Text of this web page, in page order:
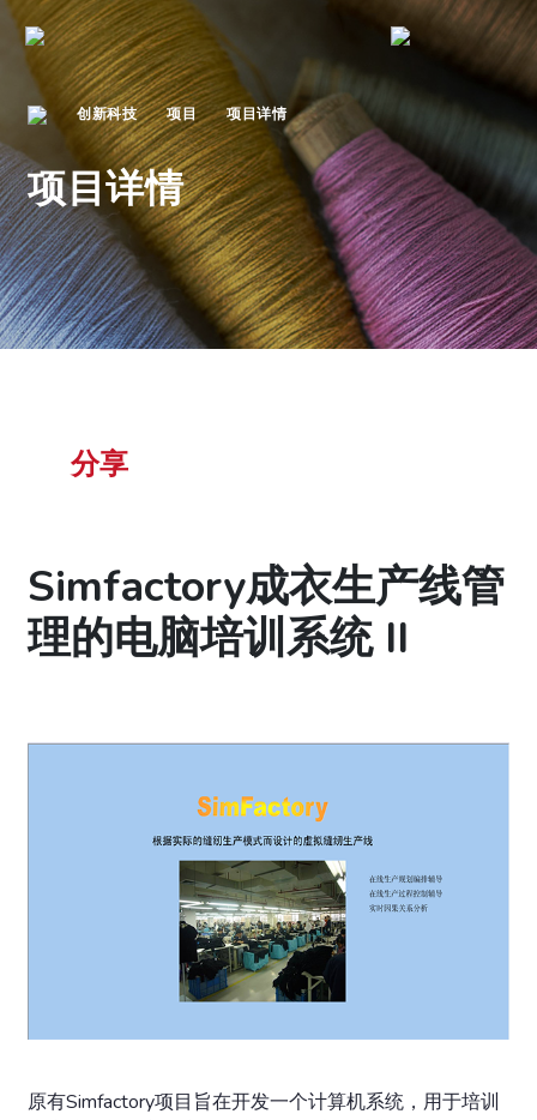
创新科技 项目 项目详情
项目详情
分享
Simfactory成衣生产线管
理的电脑培训系统 II
原有Simfactory项目旨在开发一个计算机系统，用于培训